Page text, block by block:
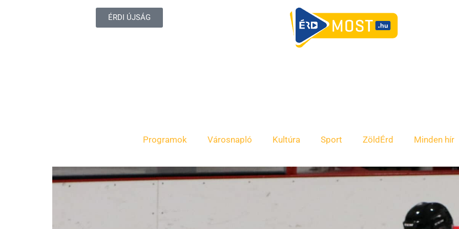
ÉRDI ÚJSÁG
Programok Városnapló Kultúra Sport ZöldÉrd Minden hír